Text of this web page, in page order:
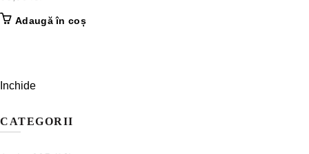
Adaugă în coș
Inchide
CATEGORII